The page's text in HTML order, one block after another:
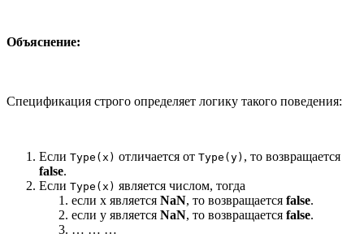
Объяснение:
Спецификация строго определяет логику такого поведения:
Если Type(x) отличается от Type(y) , то возвращается
false.
Если Type(x) является числом, тогда
если x является NaN, то возвращается false.
если y является NaN, то возвращается false.
… … …